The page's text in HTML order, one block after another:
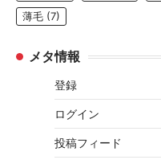
薄毛 (7)
メタ情報
登録
ログイン
投稿フィード